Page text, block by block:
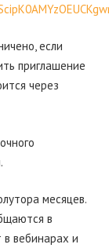
если
приглашение
через
месяцев.
в
в вебинарах и